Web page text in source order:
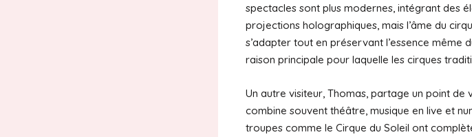
spectacles sont plus modernes, intégrant des
projections holographiques, mais l’âme du
s’adapter tout en préservant l’essence même
raison principale pour laquelle les cirques
Un autre visiteur, Thomas, partage un point de
combine souvent théâtre, musique en live et
troupes comme le Cirque du Soleil ont